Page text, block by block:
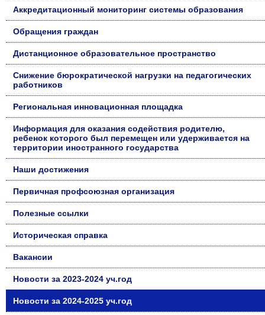
Аккредитационный мониторинг системы образования
Обращения граждан
Дистанционное образовательное пространство
Снижение бюрократической нагрузки на педагогических
работников
Региональная инновационная площадка
Информация для оказания содействия родителю,
ребенок которого был перемещен или удерживается на
территории иностранного государства
Наши достижения
Первичная профсоюзная организация
Полезные ссылки
Историческая справка
Вакансии
Новости за 2023-2024 уч.год
Новости за 2024-2025 уч.год